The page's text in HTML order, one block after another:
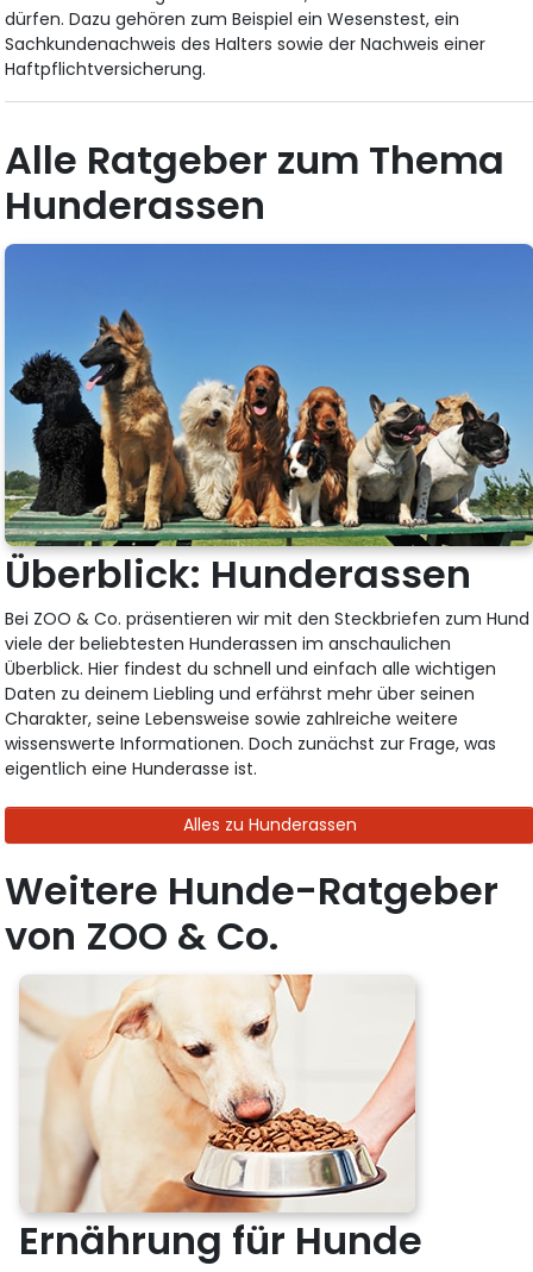
dürfen. Dazu gehören zum Beispiel ein Wesenstest, ein
Sachkundenachweis des Halters sowie der Nachweis einer
Haftpflichtversicherung.
Alle Ratgeber zum Thema
Hunderassen
Überblick: Hunderassen
Bei ZOO & Co. präsentieren wir mit den Steckbriefen zum Hund
viele der beliebtesten Hunderassen im anschaulichen
Überblick. Hier findest du schnell und einfach alle wichtigen
Daten zu deinem Liebling und erfährst mehr über seinen
Charakter, seine Lebensweise sowie zahlreiche weitere
wissenswerte Informationen. Doch zunächst zur Frage, was
eigentlich eine Hunderasse ist.
Alles zu Hunderassen
Weitere Hunde-Ratgeber
von ZOO & Co.
Ernährung für Hunde